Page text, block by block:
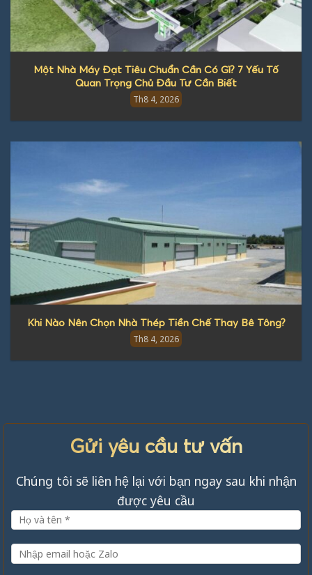
Một Nhà Máy Đạt Tiêu Chuẩn Cần Có Gì? 7 Yếu Tố
Quan Trọng Chủ Đầu Tư Cần Biết
Th8 4, 2026
Khi Nào Nên Chọn Nhà Thép Tiền Chế Thay Bê Tông?
Th8 4, 2026
Gửi yêu cầu tư vấn
Chúng tôi sẽ liên hệ lại với bạn ngay sau khi nhận
được yêu cầu